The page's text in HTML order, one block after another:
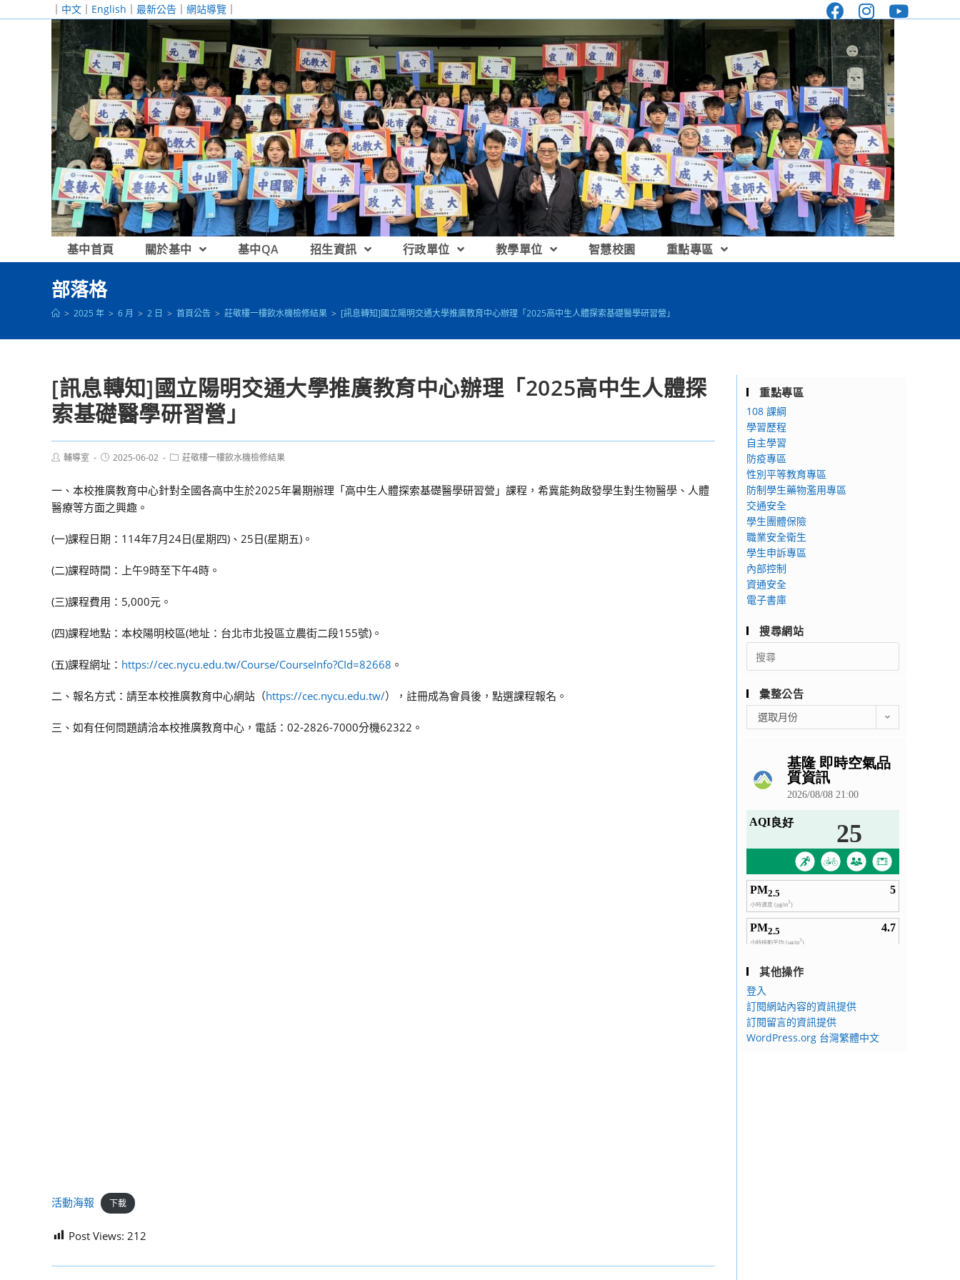
｜ 中文 ｜ English ｜ 最新公告 ｜ 網站導覽 ｜
基中首頁 關於基中 基中QA 招生資訊 行政單位 教學單位 智慧校園 重點專區
部落格
> 2025 年 > 6 月 > 2 日 > 首頁公告 > 莊敬樓一樓飲水機檢修結果 > [訊息轉知]國立陽明交通大學推廣教育中心辦理「2025高中生人體探索基礎醫學研習營」
[訊息轉知]國立陽明交通大學推廣教育中心辦理「2025高中生人體探
索基礎醫學研習營」
Post輔導室
Post2025-06-02
Post莊敬樓一樓飲水機檢修結果
一、本校推廣教育中心針對全國各高中生於2025年暑期辦理「高中生人體探索基礎醫學研習營」課程，希冀能夠啟發學生對生物醫學、人體
醫療等方面之興趣。
(一)課程日期：114年7月24日(星期四)、25日(星期五)。
(二)課程時間：上午9時至下午4時。
(三)課程費用：5,000元。
(四)課程地點：本校陽明校區(地址：台北市北投區立農街二段155號)。
(五)課程網址： https://cec.nycu.edu.tw/Course/CourseInfo?CId=82668 。
二、報名方式：請至本校推廣教育中心網站（https://cec.nycu.edu.tw/），註冊成為會員後，點選課程報名。
三、如有任何問題請洽本校推廣教育中心，電話：02-2826-7000分機62322。
活動海報 下載
Post Views: 212
重點專區
108 課綱
學習歷程
自主學習
防疫專區
性別平等教育專區
防制學生藥物濫用專區
交通安全
學生團體保險
職業安全衛生
學生申訴專區
內部控制
資通安全
電子書庫
搜尋網站
Search
for:
彙整公告
整
選取月份
其他操作
登入
訂閱網站內容的資訊提供
訂閱留言的資訊提供
WordPress.org 台灣繁體中文